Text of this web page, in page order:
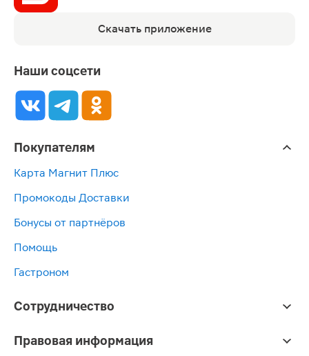
Скачать приложение
Наши соцсети
Покупателям
Карта Магнит Плюс
Промокоды Доставки
Бонусы от партнёров
Помощь
Гастроном
Сотрудничество
Правовая информация